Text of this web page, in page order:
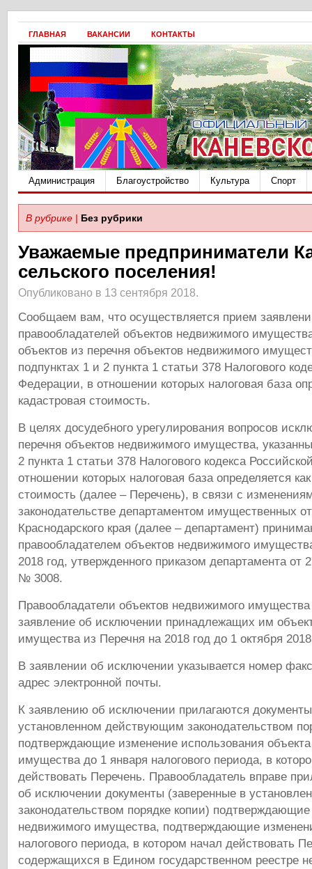
ГЛАВНАЯ ВАКАНСИИ КОНТАКТЫ
Администрация Благоустройство Культура Спорт
В рубрике | Без рубрики
Уважаемые предприниматели
сельского поселения!
Опубликовано в 13 сентября 2018.
Сообщаем вам, что осуществляется прием
правообладателей объектов недвижимого
объектов из перечня объектов недвижимого
подпунктах 1 и 2 пункта 1 статьи 378 Налогового
Федерации, в отношении которых налоговая база
кадастровая стоимость.
В целях досудебного урегулирования вопросов
перечня объектов недвижимого имущества,
2 пункта 1 статьи 378 Налогового кодекса
отношении которых налоговая база определяется
стоимость (далее – Перечень), в связи с
законодательстве департаментом имущественных
Краснодарского края (далее – департамент)
правообладателем объектов недвижимого
2018 год, утвержденного приказом департамента от
№ 3008.
Правообладатели объектов недвижимого имущества
заявление об исключении принадлежащих им
имущества из Перечня на 2018 год до 1 октября
В заявлении об исключении указывается номер
адрес электронной почты.
К заявлению об исключении прилагаются
установленном действующим законодательством
подтверждающие изменение использования
имущества до 1 января налогового периода, в
действовать Перечень. Правообладатель вправе
об исключении документы (заверенные в
законодательством порядке копии)
недвижимого имущества, подтверждающие
налогового периода, в котором начал действовать
содержащихся в Едином государственном реестре